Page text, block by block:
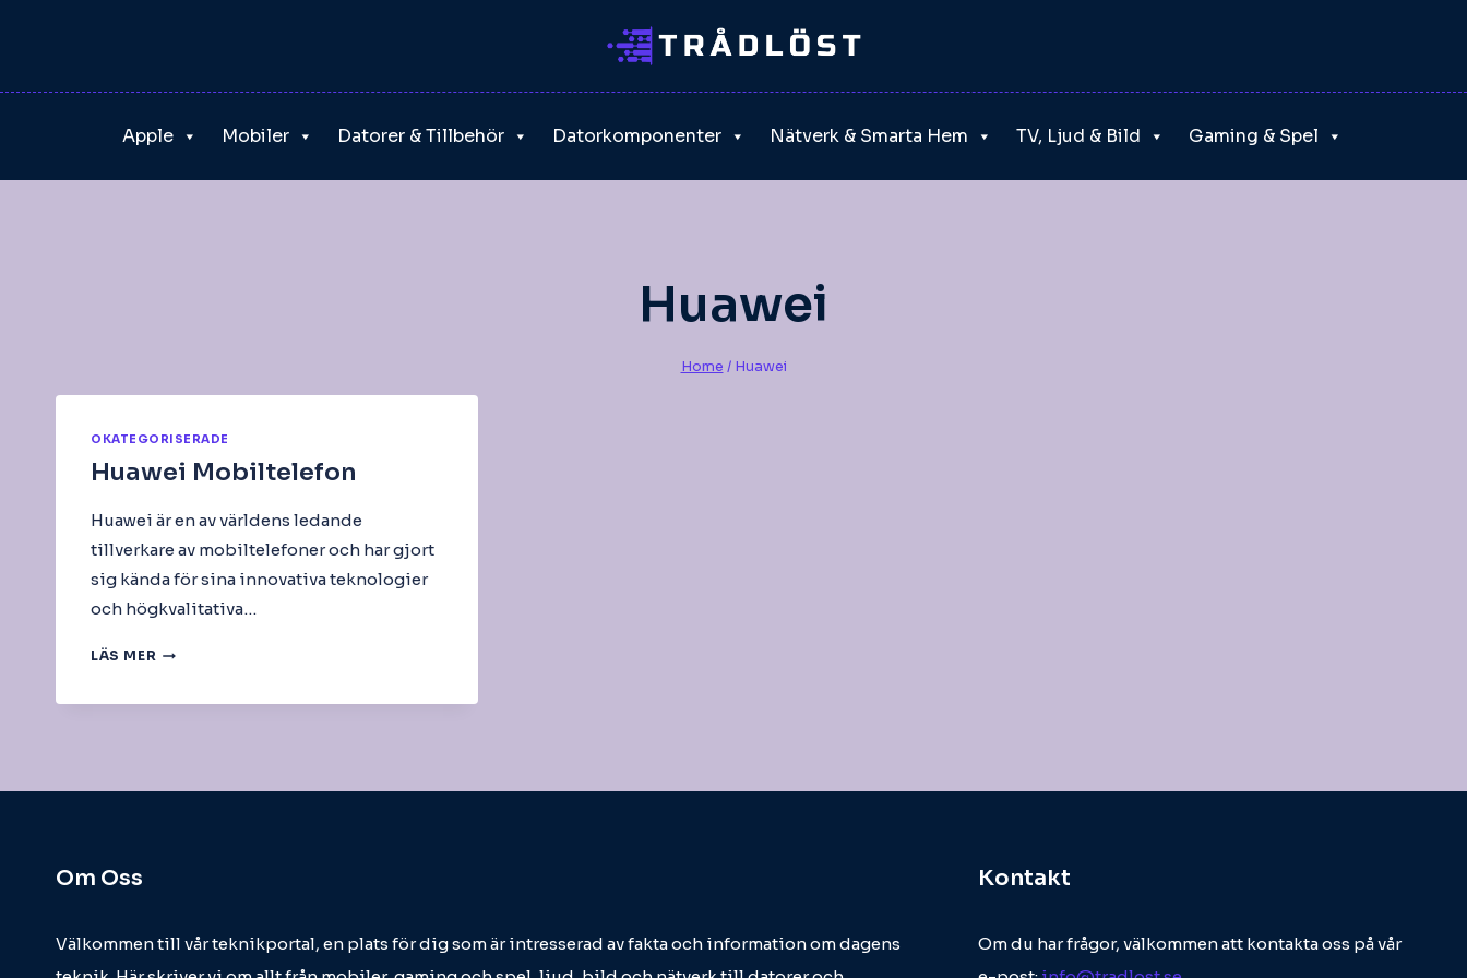
Apple Mobiler Datorer & Tillbehör Datorkomponenter Nätverk & Smarta Hem TV, Ljud & Bild Gaming & Spel
Huawei
Home / Huawei
OKATEGORISERADE
Huawei Mobiltelefon
Huawei är en av världens ledande
tillverkare av mobiltelefoner och har gjort
sig kända för sina innovativa teknologier
och högkvalitativa…
LÄS MER HUAWEI
Om Oss
Välkommen till vår teknikportal, en plats för dig som är intresserad av fakta och information om dagens
Kontakt
Om du har frågor, välkommen att kontakta oss på vår